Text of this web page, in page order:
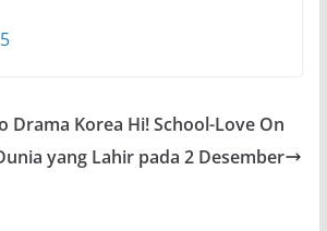
5
Drama Korea Hi! School-Love On
yang Lahir pada 2 Desember